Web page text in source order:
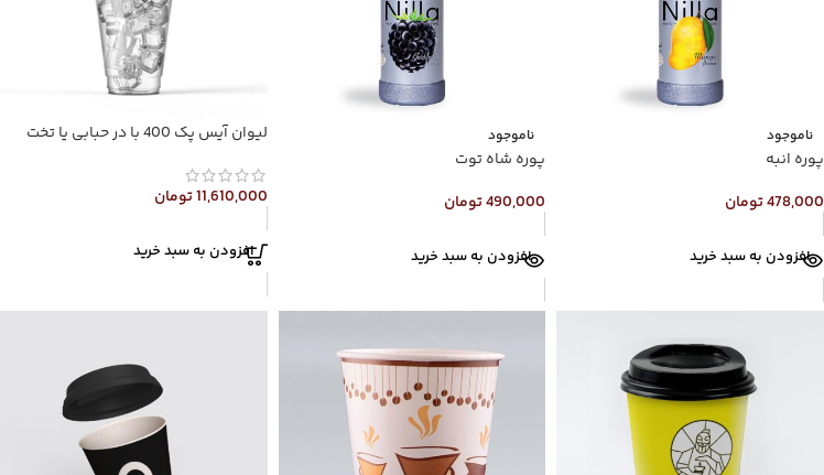
ناموجود
پوره انبه
478,000تومان
افزودن به سبد خرید
ناموجود
پوره شاه توت
490,000تومان
افزودن به سبد خرید
لیوان آیس پک 400 با در حبابی یا تخت
11,610,000تومان
افزودن به سبد خرید